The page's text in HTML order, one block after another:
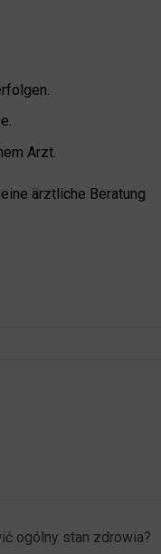
Arzt.
ärztliche Beratung
ogólny stan zdrowia?